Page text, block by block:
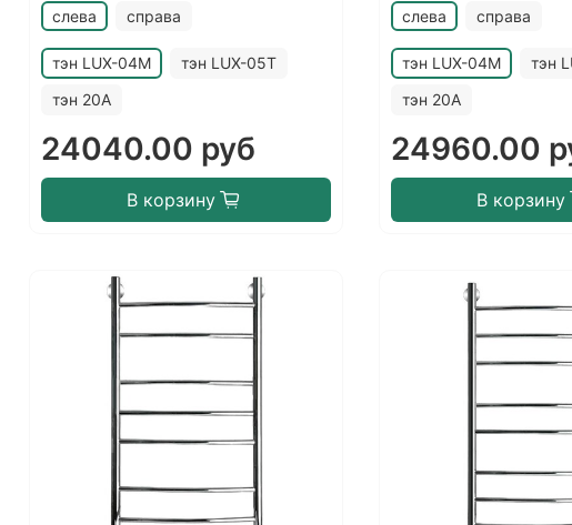
слева справа
тэн LUX-04M
тэн LUX-05T
тэн 20A
24040.00 руб
В корзину
слева справа
тэн LUX-04M
тэн
тэн 20A
24960.00
В корзину